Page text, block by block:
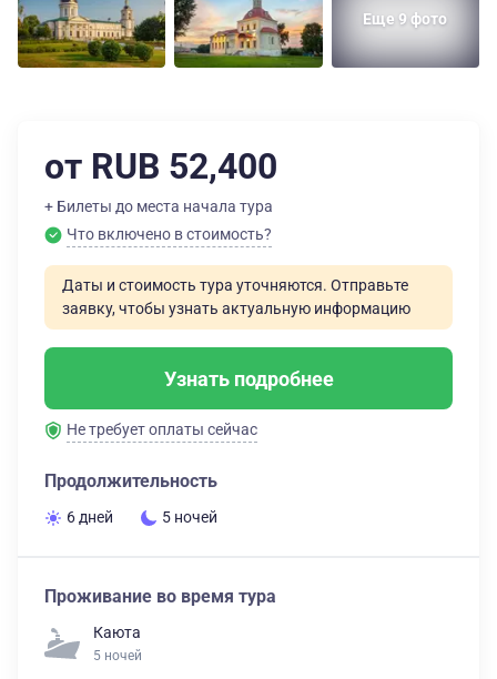
Еще 9 фото
от RUB 52,400
+ Билеты до места начала тура
Что включено в стоимость?
Даты и стоимость тура уточняются. Отправьте
заявку, чтобы узнать актуальную информацию
Узнать подробнее
Не требует оплаты сейчас
Продолжительность
6 дней 5 ночей
Проживание во время тура
Каюта
5 ночей